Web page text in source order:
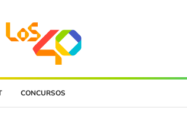
CONCURSOS